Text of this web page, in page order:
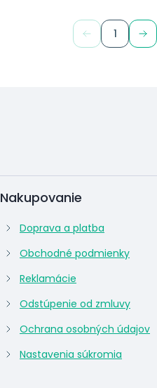
1
Nakupovanie
Doprava a platba
Obchodné podmienky
Reklamácie
Odstúpenie od zmluvy
Ochrana osobných údajov
Nastavenia súkromia